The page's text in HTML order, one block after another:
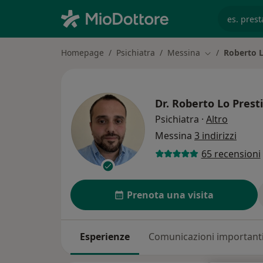
Homepage Psichiatra Messina Cambia città
Roberto
Dr. Roberto Lo Presti
Psichiatra · Altro
Messina 3 indirizzi
65 recensioni
Prenota una visita
Esperienze Comunicazioni importanti